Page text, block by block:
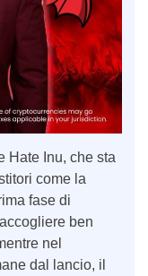
Hate Inu, che sta
come la
fase di
ben
nel
dal lancio, il